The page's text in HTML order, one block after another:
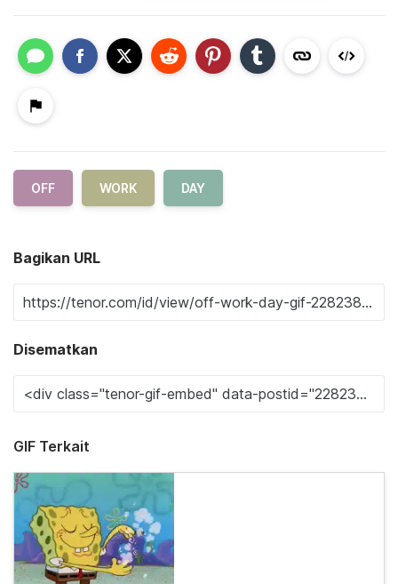
OFF WORK DAY
Bagikan URL
Disematkan
GIF Terkait